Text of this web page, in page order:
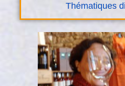
Thématiques